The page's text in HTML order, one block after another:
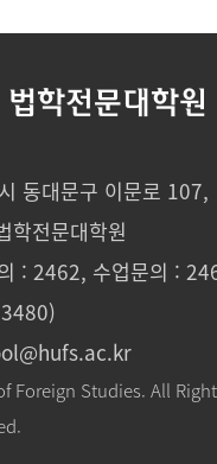
법학전문대학원
동대문구 이문로 107,
학전문대학원
: 2462, 수업문의 :
Foreign Studies. All